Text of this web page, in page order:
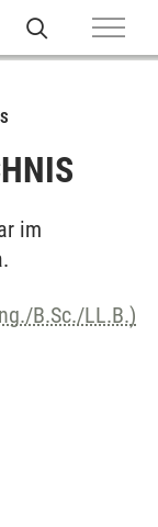
im
B.Sc./LL.B.)